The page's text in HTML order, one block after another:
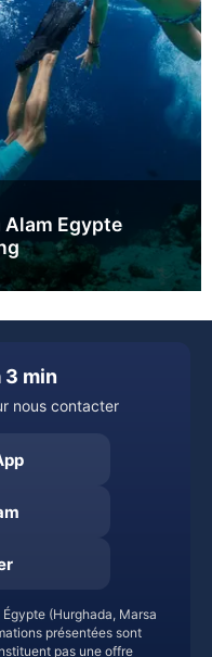
Alam Egypte
3 min
nous contacter
(Hurghada, Marsa
présentées sont
pas une offre